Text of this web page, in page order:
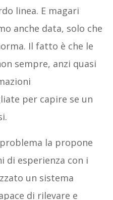
linea. E magari
anche data, solo che
Il fatto è che le
sempre, anzi quasi
per capire se un
la propone
di esperienza con i
un sistema
di rilevare e